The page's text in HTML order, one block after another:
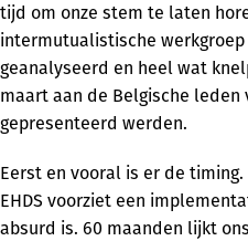
tijd om onze stem te laten
intermutualistische werkgroep
geanalyseerd en heel wat
maart aan de Belgische leden
gepresenteerd werden.
Eerst en vooral is er de
EHDS voorziet een
absurd is. 60 maanden lijkt